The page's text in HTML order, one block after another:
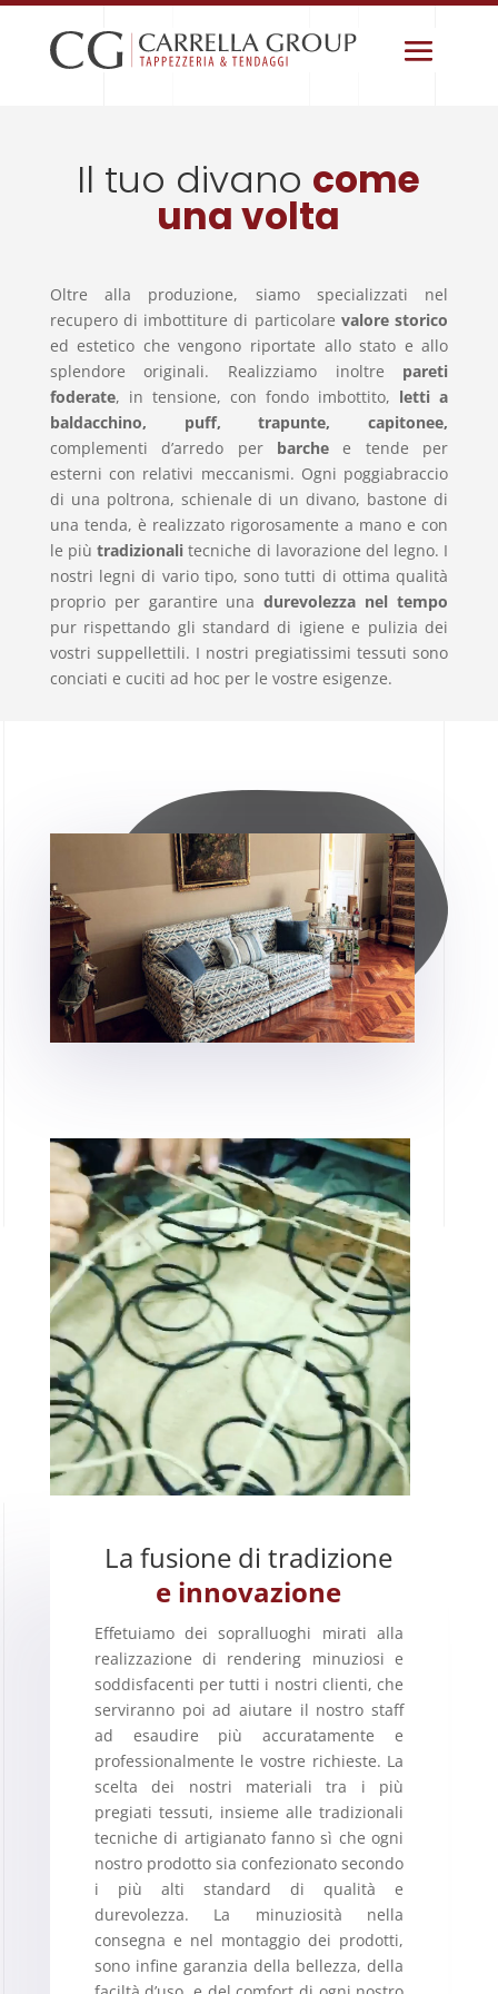
Il tuo divano come
una volta
Oltre alla produzione, siamo specializzati nel
recupero di imbottiture di particolare valore storico
ed estetico che vengono riportate allo stato e allo
splendore originali. Realizziamo inoltre pareti
foderate, in tensione, con fondo imbottito, letti a
baldacchino, puff, trapunte, capitonee,
complementi d’arredo per barche e tende per
esterni con relativi meccanismi. Ogni poggiabraccio
di una poltrona, schienale di un divano, bastone di
una tenda, è realizzato rigorosamente a mano e con
le piùtradizionali tecniche di lavorazione del legno. I
nostri legni di vario tipo, sono tutti di ottima qualità
proprio per garantire unadurevolezza nel tempo
pur rispettando gli standard di igiene e pulizia dei
vostri suppellettili. I nostri pregiatissimi tessuti sono
conciati e cuciti ad hoc per le vostre esigenze.
La fusione di tradizione
e innovazione
Effetuiamo dei sopralluoghi mirati alla
realizzazione di rendering minuziosi e
soddisfacenti per tutti i nostri clienti, che
serviranno poi ad aiutare il nostro staff
ad esaudire più accuratamente e
professionalmente le vostre richieste. La
scelta dei nostri materiali tra i più
pregiati tessuti, insieme alle tradizionali
tecniche di artigianato fanno sì che ogni
nostro prodotto sia confezionato secondo
i più alti standard di qualità e
durevolezza. La minuziosità nella
consegna e nel montaggio dei prodotti,
sono infine garanzia della bellezza, della